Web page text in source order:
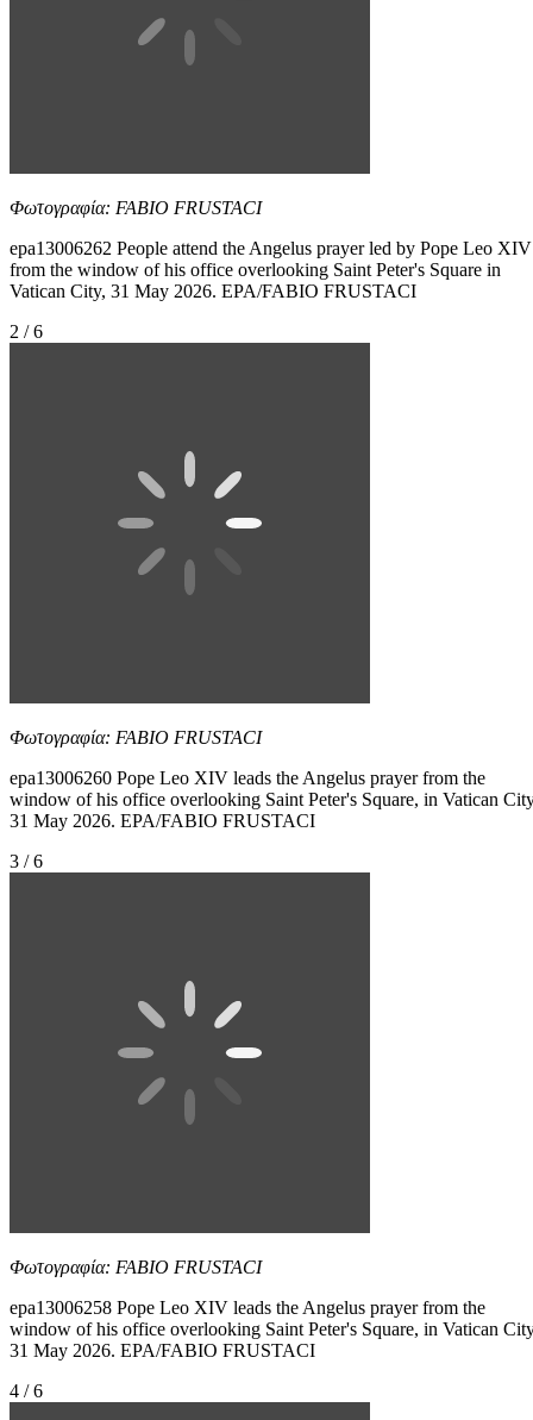
Φωτογραφία: FABIO FRUSTACI
epa13006262 People attend the Angelus prayer led by Pope Leo XIV
from the window of his office overlooking Saint Peter's Square in
Vatican City, 31 May 2026. EPA/FABIO FRUSTACI
2 / 6
Φωτογραφία: FABIO FRUSTACI
epa13006260 Pope Leo XIV leads the Angelus prayer from the
window of his office overlooking Saint Peter's Square, in Vatican
31 May 2026. EPA/FABIO FRUSTACI
3 / 6
Φωτογραφία: FABIO FRUSTACI
epa13006258 Pope Leo XIV leads the Angelus prayer from the
window of his office overlooking Saint Peter's Square, in Vatican
31 May 2026. EPA/FABIO FRUSTACI
4 / 6